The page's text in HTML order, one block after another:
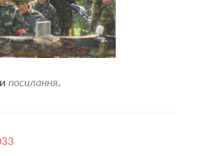
посилання.